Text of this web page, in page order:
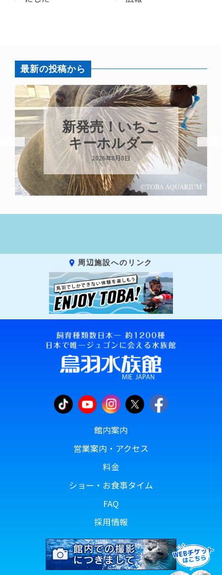
最新の投稿から
新発売！いちこ
キーホルダー
2026年8月8日
周辺施設へのリンク
館内案内
営業案内・アクセス
料金
ショー・お食事タイム
FAQ
採用情報